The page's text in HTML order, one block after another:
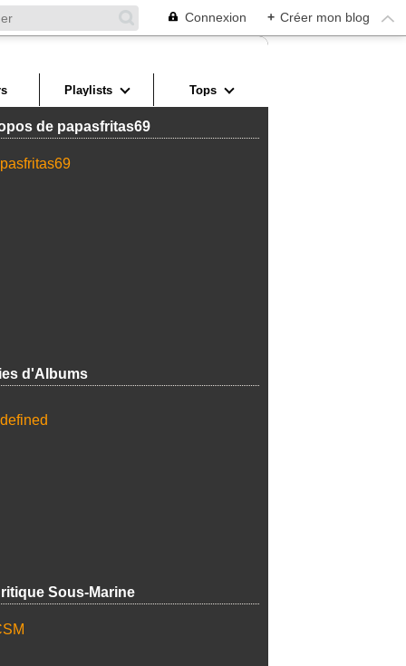
Connexion + Créer mon blog
Playlists Tops
de papasfritas69
d'Albums
Sous-Marine